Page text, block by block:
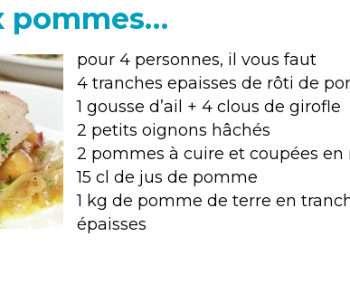
pommes…
pour 4 personnes, il vous faut
4 tranches epaisses de rôti de
1 gousse d’ail + 4 clous de girofle
2 petits oignons hâchés
2 pommes à cuire et coupées en
15 cl de jus de pomme
1 kg de pomme de terre en
épaisses